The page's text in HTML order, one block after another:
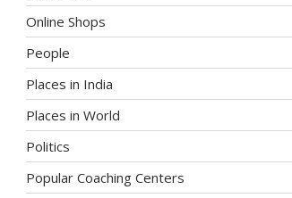
Online Shops
People
Places in India
Places in World
Politics
Popular Coaching Centers